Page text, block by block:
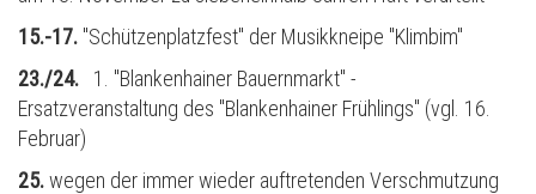
15.-17. "Schützenplatzfest" der Musikkneipe "Klimbim"
23./24.
1. "Blankenhainer Bauernmarkt" -
Ersatzveranstaltung des "Blankenhainer Frühlings" (vgl. 16.
Februar)
25.wegen der immer wieder auftretenden Verschmutzung